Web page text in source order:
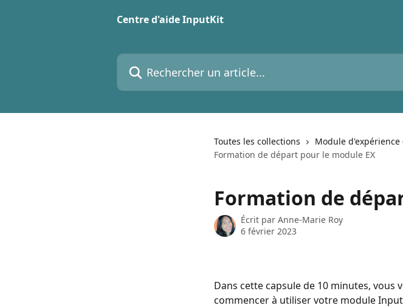
Centre d'aide InputKit
Rechercher un article...
Toutes les collections Module d'expérience
Formation de départ pour le module EX
Formation de
Écrit par Anne-Marie Roy
6 février 2023
Dans cette capsule de 10 minutes,
commencer à utiliser votre module